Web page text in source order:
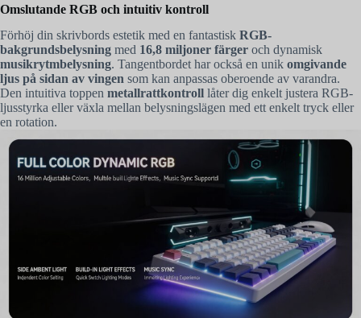
Omslutande RGB och intuitiv kontroll
Förhöj din skrivbords estetik med en fantastisk RGB-
bakgrundsbelysning med 16,8 miljoner färger och dynamisk
musikrytmbelysning. Tangentbordet har också en unik omgivande
ljus på sidan av vingen som kan anpassas oberoende av varandra.
Den intuitiva toppen metallrattkontroll låter dig enkelt justera RGB-
ljusstyrka eller växla mellan belysningslägen med ett enkelt tryck eller
en rotation.